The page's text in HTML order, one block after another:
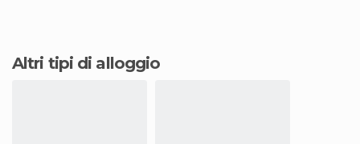
Altri tipi di alloggio